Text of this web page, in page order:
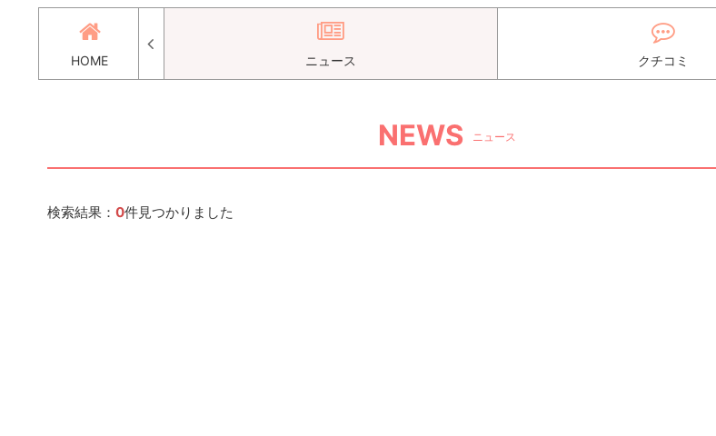
HOME ニュース クチコミ
NEWS ニュース
検索結果： 0件見つかりました